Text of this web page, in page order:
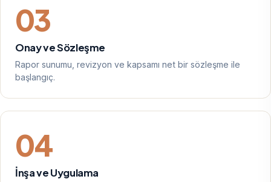
03
Onay ve Sözleşme
Rapor sunumu, revizyon ve kapsamı net bir sözleşme ile
başlangıç.
04
İnşa ve Uygulama